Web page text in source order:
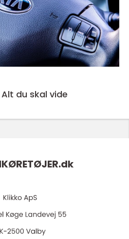
du skal vide
dk